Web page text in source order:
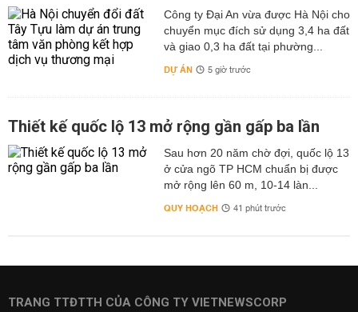
Công ty Đại An vừa được Hà Nội cho
chuyển mục đích sử dụng 3,4 ha đất
và giao 0,3 ha đất tại phường...
DỰ ÁN 5 giờ trước
Thiết kế quốc lộ 13 mở rộng gần gấp ba lần
Sau hơn 20 năm chờ đợi, quốc lộ 13
ở cửa ngõ TP HCM chuẩn bị được
mở rộng lên 60 m, 10-14 làn...
QUY HOẠCH 41 phút trước
TRANG TTĐTTH CỦA CÔNG TY VIETNEWSCORP